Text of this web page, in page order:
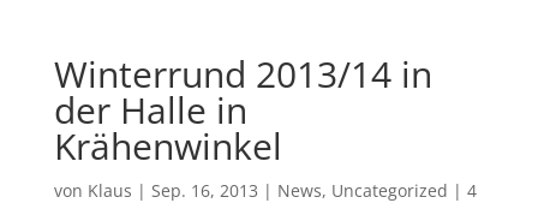
Winterrund 2013/14 in
der Halle in
Krähenwinkel
von Klaus | Sep. 16, 2013 | News, Uncategorized | 4